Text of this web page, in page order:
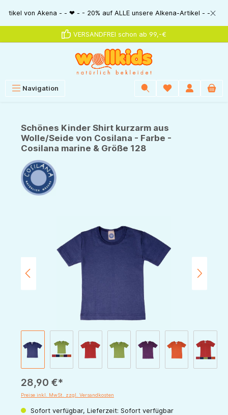
springen
Akena - - ❤ - - 20% auf ALLE unsere Alkena-Artikel - - ❤ - -
VERSANDFREI schon ab 99,-€
Navigation
Schönes Kinder Shirt kurzarm aus
Wolle/Seide von Cosilana - Farbe -
Cosilana marine & Größe 128
28,90 €*
Preise inkl. MwSt. zzgl. Versandkosten
Sofort verfügbar, Lieferzeit: Sofort verfügbar